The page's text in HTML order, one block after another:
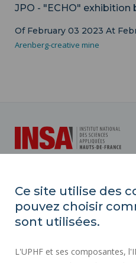
JPO - "ECHO"
Of February 03 2023 At
Arenberg-creative mine
Campus Mont Houy
59313 Valenciennes cedex 9
Ce site utilise des
pouvez choisir
sont utilisées.
L'UPHF et ses composantes,